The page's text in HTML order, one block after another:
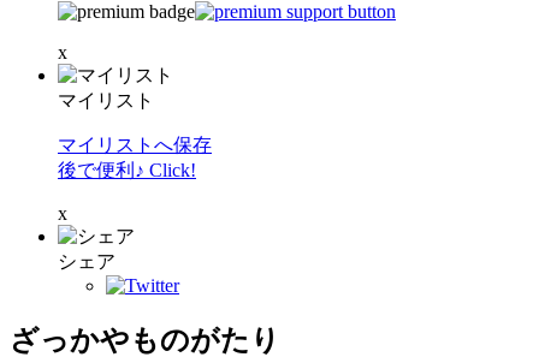
x
マイリスト
マイリストへ保存
後で便利♪ Click!
x
シェア
ざっかやものがたり